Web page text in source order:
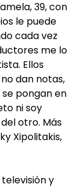
39, con
le puede
cada vez
me lo
Ellos
dan notas,
se pongan en
ni soy
otro. Más
Xipolitakis,
y